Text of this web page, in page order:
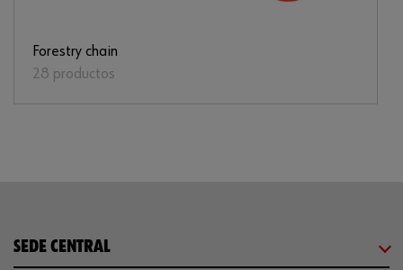
Forestry chain
28 productos
SEDE CENTRAL